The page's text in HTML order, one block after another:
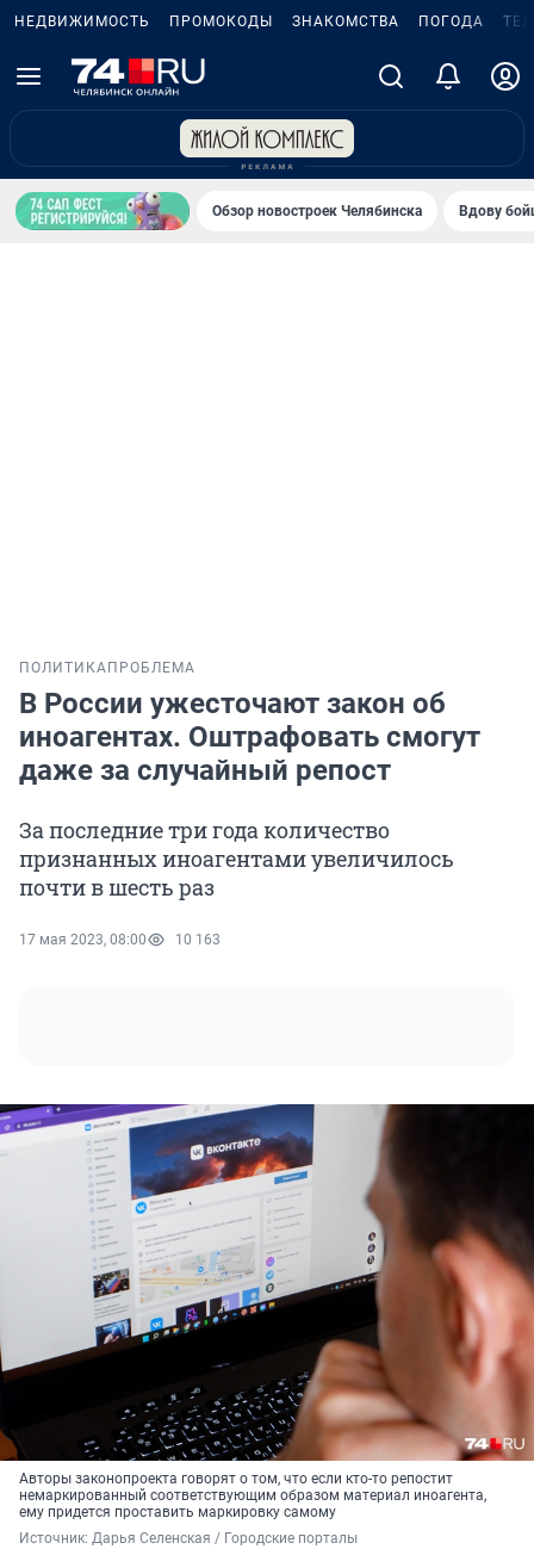
НЕДВИЖИМОСТЬ ПРОМОКОДЫ ЗНАКОМСТВА ПОГОДА
Обзор новостроек Челябинска Вдову
ПОЛИТИКА ПРОБЛЕМА
В России ужесточают закон об
иноагентах. Оштрафовать смогут
даже за случайный репост
За последние три года количество
признанных иноагентами увеличилось
почти в шесть раз
17 мая 2023, 08:00 10 163
Авторы законопроекта говорят о том, что если кто-то репостит
немаркированный соответствующим образом материал иноагента,
ему придется проставить маркировку самому
Источник: Дарья Селенская / Городские порталы